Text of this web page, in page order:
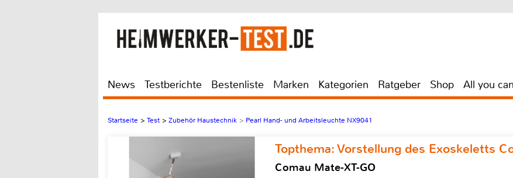
News Testberichte Bestenliste Marken Kategorien Ratgeber Shop All you
Startseite > Test > Zubehör Haustechnik > Pearl Hand- und Arbeitsleuchte NX9041
Topthema: Vorstellung des Exoskeletts
Comau Mate-XT-GO